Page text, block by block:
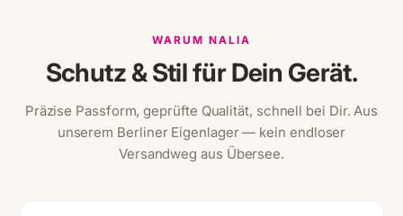
WARUM NALIA
Schutz & Stil für Dein Gerät.
Präzise Passform, geprüfte Qualität, schnell bei Dir. Aus
unserem Berliner Eigenlager — kein endloser
Versandweg aus Übersee.